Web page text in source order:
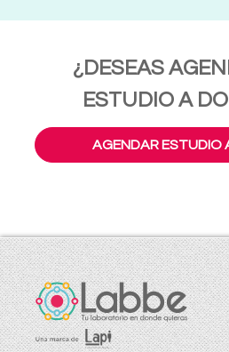
¿DESEAS
ESTUDIO A
AGENDAR ESTUDIO